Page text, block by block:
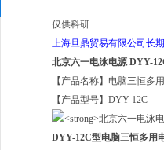
仅供科研
上海旦鼎贸易有限公司长
北京六一电泳电源 DYY-
【产品名称】电脑三恒多
【产品型号】DYY-12C
DYY-12C型电脑三恒多用